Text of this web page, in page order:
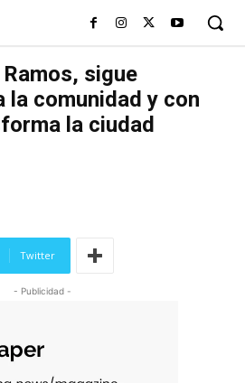
sigue
la comunidad y con
la ciudad
Twitter
- Publicidad -